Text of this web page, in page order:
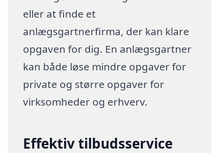
eller at finde et
anlægsgartnerfirma, der kan klare
opgaven for dig. En anlægsgartner
kan både løse mindre opgaver for
private og større opgaver for
virksomheder og erhverv.
Effektiv tilbudsservice